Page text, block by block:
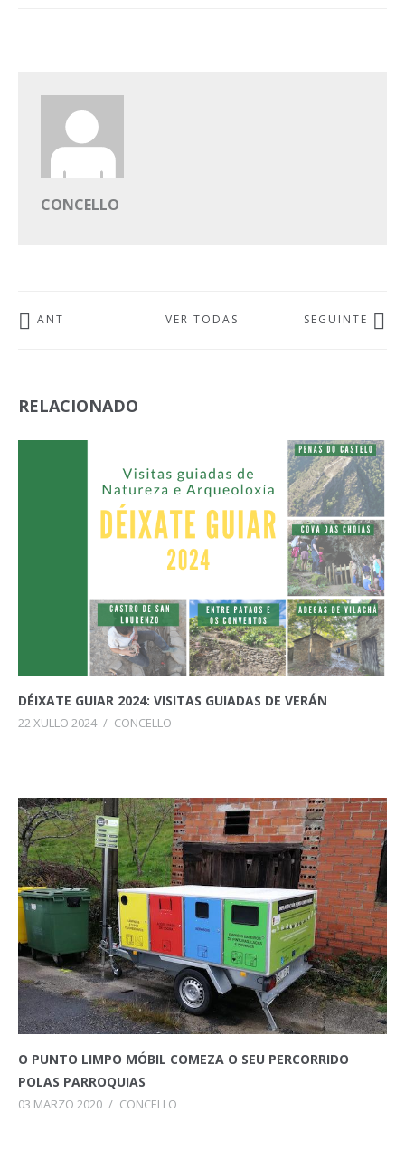
CONCELLO
ANT VER TODAS SEGUINTE
RELACIONADO
DÉIXATE GUIAR 2024: VISITAS GUIADAS DE VERÁN
22 XULLO 2024 / CONCELLO
O PUNTO LIMPO MÓBIL COMEZA O SEU PERCORRIDO
POLAS PARROQUIAS
03 MARZO 2020 / CONCELLO